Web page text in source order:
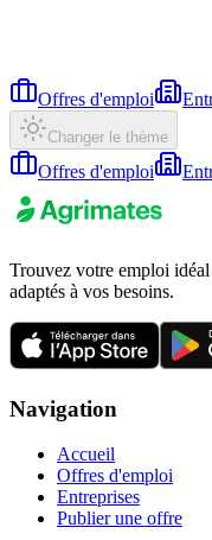
Offres d'emploi
Changer le thème
Offres d'emploi
Trouvez votre emploi
adaptés à vos besoins.
Navigation
Accueil
Offres d'emploi
Entreprises
Publier une offre